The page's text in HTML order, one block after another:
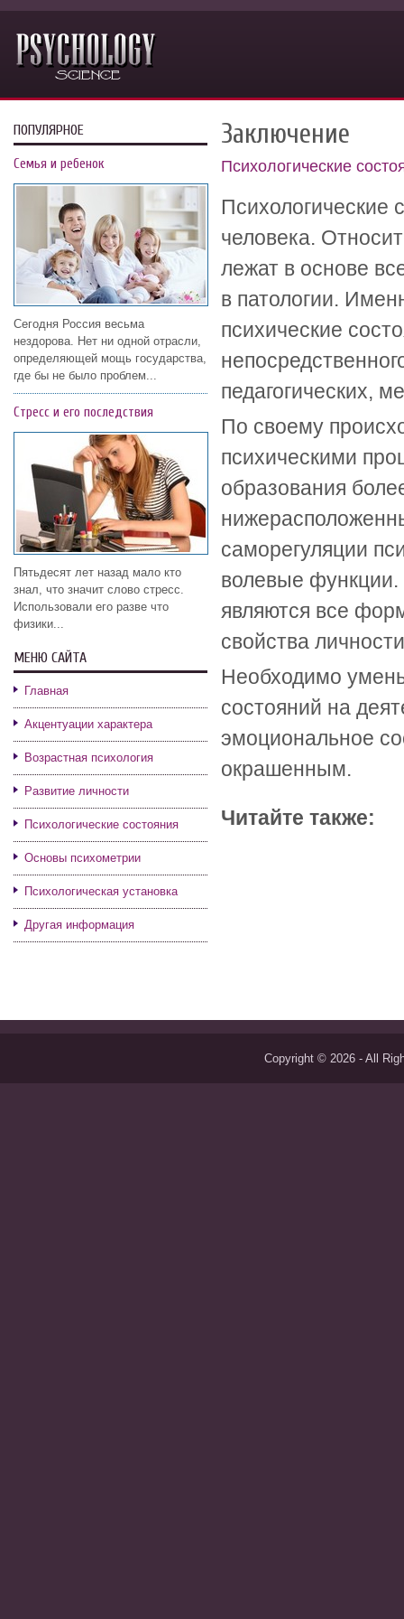
Заключение
Психологические
Психологические
человека.
лежат в основе
в патологии.
психические
педагогических,
По своему
психическими
образования
саморегуляции
волевые
являются все
свойства
Необходимо
состояний на
эмоциональное
окрашенным.
Читайте также:
ПОПУЛЯРНОЕ
Семья и ребенок
Сегодня Россия весьма
нездорова. Нет ни одной отрасли,
определяющей мощь государства,
где бы не было проблем...
Стресс и его последствия
Пятьдесят лет назад мало кто
знал, что значит слово стресс.
Использовали его разве что
физики...
МЕНЮ САЙТА
Главная
Акцентуации характера
Возрастная психология
Развитие личности
Психологические состояния
Основы психометрии
Психологическая установка
Другая информация
Copyright © 2026 - All